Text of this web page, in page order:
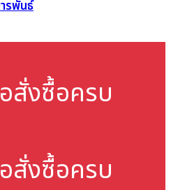
รพันธ์
สั่งซื้อครบ
สั่งซื้อครบ